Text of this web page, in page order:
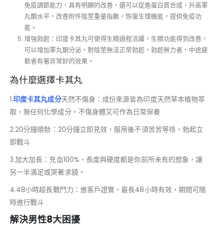
免疫調節能力，具有明顯的改善，還可以促進蛋白質合成，升高睪
丸酮水平，改善附件陰莖重量指數，恢復生理機能，提供免疫功
能。
增強勃起：印度卡其丸可使得生精過程活躍，生精功能得到改善，
可以增加睪丸酮分泌，對陰莖無法正常勃起，勃起無力者，中途疲
軟者有著非常好的效果。
為什麼選擇卡其丸
1.印度卡其丸成分天然不傷身：成份來源皆為印度天然草本植物萃
取，無任何化學成分，不傷身體又可作為日常保養
2.20分鐘順勃：20分鐘立即見效，服用後不須苦苦等待，勃起立
即戰斗
3.加大加長：充血100%，長度與硬度都是你前所未有的想象，讓
另一半滿足或哭著求饒。
4.48小時超長戰鬥力：進客戶證實，最長48小時有效，期間可隨
時進行戰斗
解決男性8大困擾